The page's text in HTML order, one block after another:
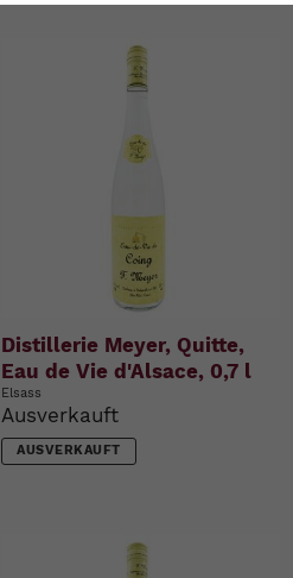
Distillerie Meyer, Quitte,
Eau de Vie d'Alsace, 0,7 l
Elsass
Ausverkauft
AUSVERKAUFT